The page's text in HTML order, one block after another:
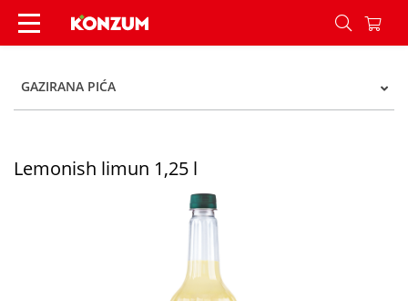
Lemonish limun 1,25 l - Konzum
GAZIRANA PIĆA
Lemonish limun 1,25 l